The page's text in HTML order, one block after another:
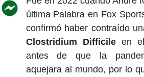
última Palabra en Fox
confirmó haber contraído
Clostridium Difficile en
antes de que la
aquejara al mundo, por lo